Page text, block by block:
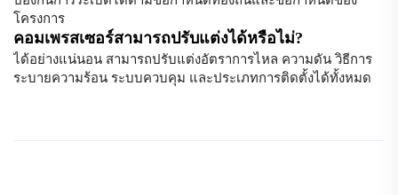
โครงการ
คอมเพรสเซอร์สามารถปรับแต่งได้หรือไม่?
ได้อย่างแน่นอน สามารถปรับแต่งอัตราการไหล ความดัน วิธีการ
ระบายความร้อน ระบบควบคุม และประเภทการติดตั้งได้ทั้งหมด